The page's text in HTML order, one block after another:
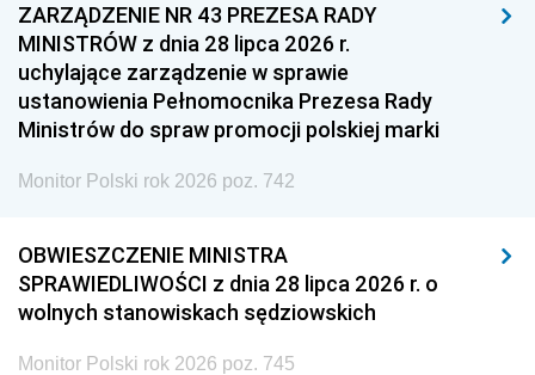
ZARZĄDZENIE NR 43 PREZESA RADY
MINISTRÓW z dnia 28 lipca 2026 r.
uchylające zarządzenie w sprawie
ustanowienia Pełnomocnika Prezesa Rady
Ministrów do spraw promocji polskiej marki
Monitor Polski rok 2026 poz. 742
OBWIESZCZENIE MINISTRA
SPRAWIEDLIWOŚCI z dnia 28 lipca 2026 r. o
wolnych stanowiskach sędziowskich
Monitor Polski rok 2026 poz. 745